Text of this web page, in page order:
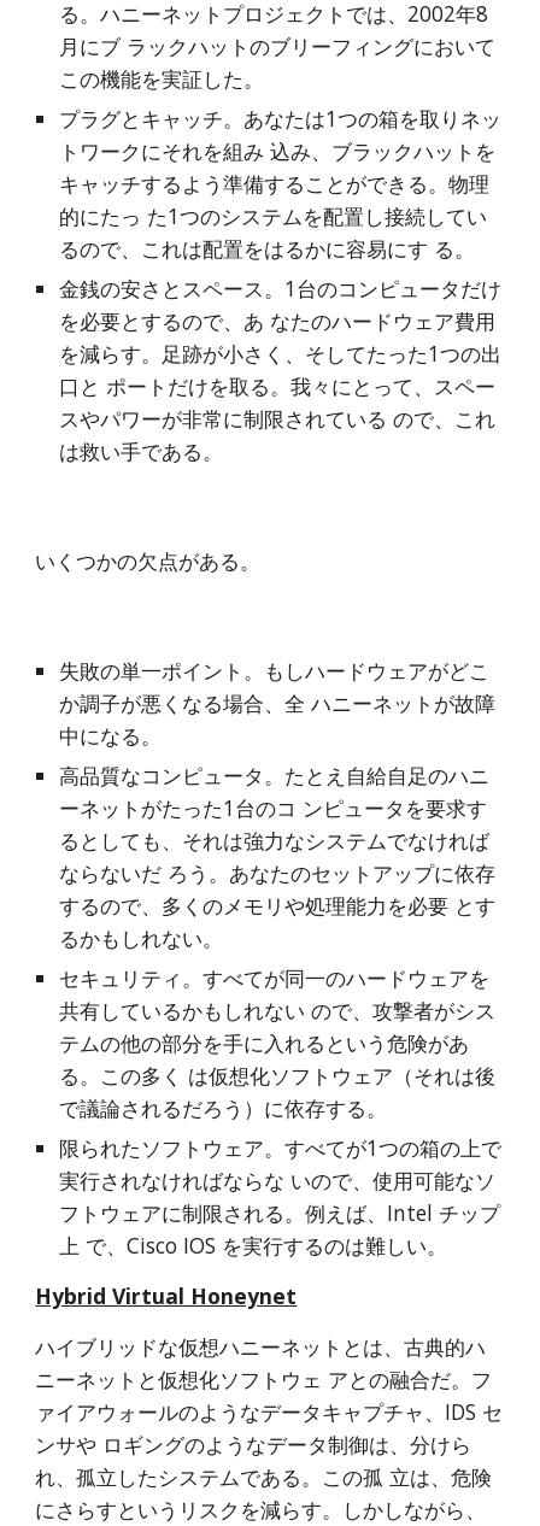
る。ハニーネットプロジェクトでは、2002年8
月にブ ラックハットのブリーフィングにおいて
この機能を実証した。
プラグとキャッチ。あなたは1つの箱を取りネッ
トワークにそれを組み 込み、ブラックハットを
キャッチするよう準備することができる。物理
的にたっ た1つのシステムを配置し接続してい
るので、これは配置をはるかに容易にす る。
金銭の安さとスペース。1台のコンピュータだけ
を必要とするので、あ なたのハードウェア費用
を減らす。足跡が小さく、そしてたった1つの出
口と ポートだけを取る。我々にとって、スペー
スやパワーが非常に制限されている ので、これ
は救い手である。
いくつかの欠点がある。
失敗の単一ポイント。もしハードウェアがどこ
か調子が悪くなる場合、全 ハニーネットが故障
中になる。
高品質なコンピュータ。たとえ自給自足のハニ
ーネットがたった1台のコ ンピュータを要求す
るとしても、それは強力なシステムでなければ
ならないだ ろう。あなたのセットアップに依存
するので、多くのメモリや処理能力を必要 とす
るかもしれない。
セキュリティ。すべてが同一のハードウェアを
共有しているかもしれない ので、攻撃者がシス
テムの他の部分を手に入れるという危険があ
る。この多く は仮想化ソフトウェア（それは後
で議論されるだろう）に依存する。
限られたソフトウェア。すべてが1つの箱の上で
実行されなければならな いので、使用可能なソ
フトウェアに制限される。例えば、Intel チップ
上 で、Cisco IOS を実行するのは難しい。
Hybrid Virtual Honeynet
ハイブリッドな仮想ハニーネットとは、古典的ハ
ニーネットと仮想化ソフトウェ アとの融合だ。フ
ァイアウォールのようなデータキャプチャ、IDS セ
ンサや ロギングのようなデータ制御は、分けら
れ、孤立したシステムである。この孤 立は、危険
にさらすというリスクを減らす。しかしながら、